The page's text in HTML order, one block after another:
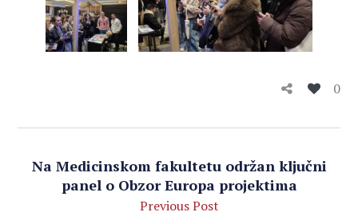
0
Na Medicinskom fakultetu održan ključni
panel o Obzor Europa projektima
Previous Post